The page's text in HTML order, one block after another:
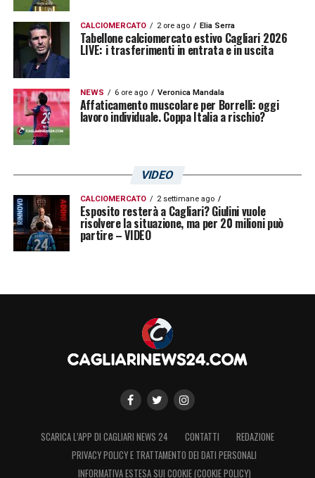
CALCIOMERCATO 2 ore ago Elia Serra
Tabellone calciomercato estivo Cagliari 2026
LIVE: i trasferimenti in entrata e in uscita
NEWS 6 ore ago Veronica Mandala
Affaticamento muscolare per Borrelli: oggi
lavoro individuale. Coppa Italia a rischio?
VIDEO
CALCIOMERCATO 2 settimane ago
Esposito resterà a Cagliari? Giulini vuole
risolvere la situazione, ma per 20 milioni può
partire – VIDEO
SCARICA L’APP DI CAGLIARI NEWS 24 CONTATTI
REDAZIONE
PRIVACY POLICY E TRATTAMENTO DEI DATI PERSONALI
INFORMATIVA ESTESA SUI COOKIE (COOKIE POLICY)